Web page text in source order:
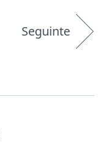
Seguinte